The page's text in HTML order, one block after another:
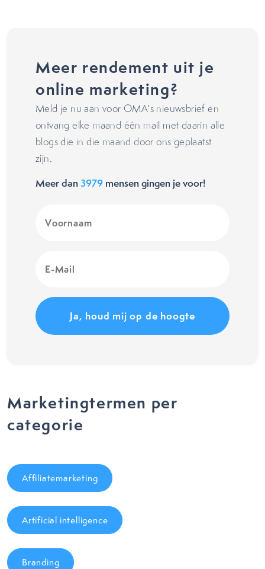
Meer rendement uit je
online marketing?
Meld je nu aan voor OMA's nieuwsbrief en
ontvang elke maand één mail met daarin alle
blogs die in die maand door ons geplaatst
zijn.
Meer dan3979 mensen gingen je voor!
(Vereist)
Mail
Marketingtermen per
categorie
Affiliatemarketing
Artificial intelligence
Branding